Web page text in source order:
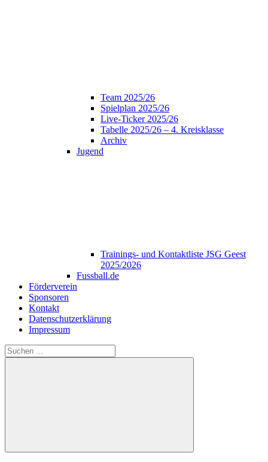
Team 2025/26
Spielplan 2025/26
Live-Ticker 2025/26
Tabelle 2025/26 – 4. Kreisklasse
Archiv
Jugend
Trainings- und Kontaktliste JSG Geest
2025/2026
Fussball.de
Förderverein
Sponsoren
Kontakt
Datenschutzerklärung
Impressum
Suchen
nach:
Suchen